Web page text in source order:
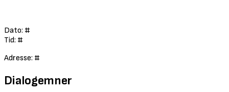
Dato: #
Tid: #
Adresse: #
Dialogemner